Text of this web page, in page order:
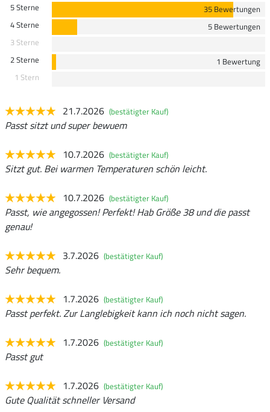
5 Sterne
35 Bewertungen
4 Sterne
5 Bewertungen
3 Sterne
2 Sterne
1 Bewertung
1 Stern
21.7.2026 (bestätigter Kauf)
Passt sitzt und super bewuem
10.7.2026 (bestätigter Kauf)
Sitzt gut. Bei warmen Temperaturen schön leicht.
10.7.2026 (bestätigter Kauf)
Passt, wie angegossen! Perfekt! Hab Größe 38 und die passt
genau!
3.7.2026 (bestätigter Kauf)
Sehr bequem.
1.7.2026 (bestätigter Kauf)
Passt perfekt. Zur Langlebigkeit kann ich noch nicht sagen.
1.7.2026 (bestätigter Kauf)
Passt gut
1.7.2026 (bestätigter Kauf)
Gute Qualität schneller Versand